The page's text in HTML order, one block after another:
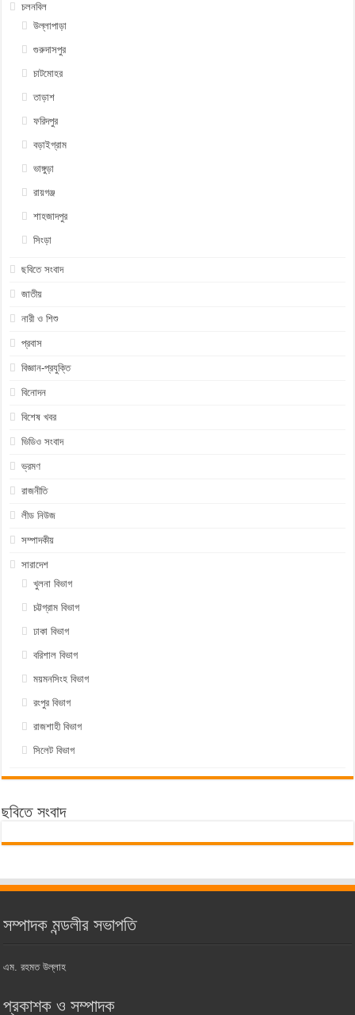
চলনবিল
উল্লাপাড়া
গুরুদাসপুর
চাটমোহর
তাড়াশ
ফরিদপুর
বড়াইগ্রাম
ভাঙ্গুড়া
রায়গঞ্জ
শাহজাদপুর
সিংড়া
ছবিতে সংবাদ
জাতীয়
নারী ও শিশু
প্রবাস
বিজ্ঞান-প্রযুক্তি
বিনোদন
বিশেষ খবর
ভিডিও সংবাদ
ভ্রমণ
রাজনীতি
লীড নিউজ
সম্পাদকীয়
সারাদেশ
খুলনা বিভাগ
চট্টগ্রাম বিভাগ
ঢাকা বিভাগ
বরিশাল বিভাগ
ময়মনসিংহ বিভাগ
রংপুর বিভাগ
রাজশাহী বিভাগ
সিলেট বিভাগ
ছবিতে সংবাদ
সম্পাদক মন্ডলীর সভাপতি
এম. রহমত উল্লাহ
প্রকাশক ও সম্পাদক